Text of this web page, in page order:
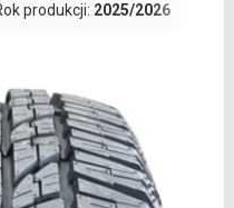
produkcji: 2025/2026